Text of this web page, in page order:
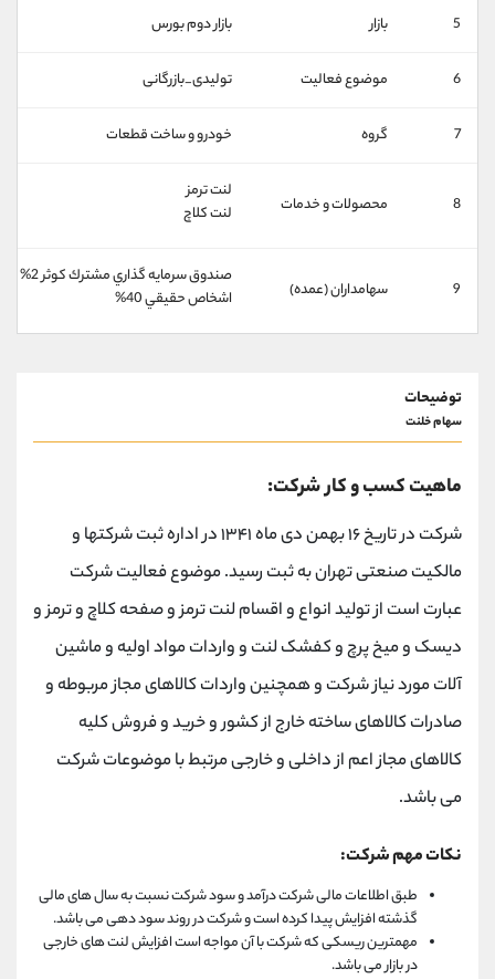
5 بازار بازار دوم بورس
6 موضوع فعالیت تولیدی_بازرگانی
7 گروه خودرو و ساخت قطعات
8 محصولات و خدمات
لنت ترمز
لنت کلاچ
9 سهامداران (عمده)
صندوق سرمايه گذاري مشترك كوثر 2%
اشخاص حقيقي 40%
توضیحات
سهام خلنت
ماهیت کسب و کار شرکت:
شرکت در تاریخ ۱۶ بهمن دی ماه ۱۳۴۱ در اداره ثبت شرکتها و
مالکیت صنعتی تهران به ثبت رسید. موضوع فعالیت شرکت
عبارت است از تولید انواع و اقسام لنت ترمز و صفحه کلاچ و ترمز و
دیسک و میخ پرچ و کفشک لنت و واردات مواد اولیه و ماشین
آلات مورد نیاز شرکت و همچنین واردات کالاهای مجاز مربوطه و
صادرات کالاهای ساخته خارج از کشور و خرید و فروش کلیه
کالاهای مجاز اعم از داخلی و خارجی مرتبط با موضوعات شرکت
می باشد.
نکات مهم شرکت:
طبق اطلاعات مالی شرکت درآمد و سود شرکت نسبت به سال های مالی
گذشته افزایش پیدا کرده است و شرکت در روند سود دهی می باشد.
مهمترین ریسکی که شرکت با آن مواجه است افزایش لنت های خارجی
در بازار می باشد.